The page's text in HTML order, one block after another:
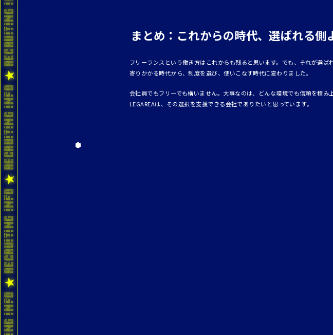
まとめ：これからの時代、選ばれる側
フリーランスという働き方はこれからも残ると思います。でも、それが選
寄りかかる時代から、制度を選び、使いこなす時代に変わりました。
会社員でもフリーでも構いません。大事なのは、どんな環境でも信頼を積
LEGAREAは、その選択を支援できる会社でありたいと思っています。